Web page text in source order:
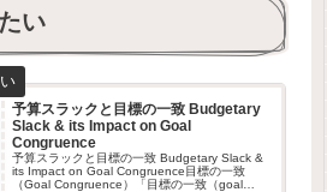
い
予算スラックと目標の一致 Budgetary
Slack & its Impact on Goal
Congruence
予算スラックと目標の一致 Budgetary Slack &
its Impact on Goal Congruence目標の一致
（Goal Congruence）「目標の一致（goal